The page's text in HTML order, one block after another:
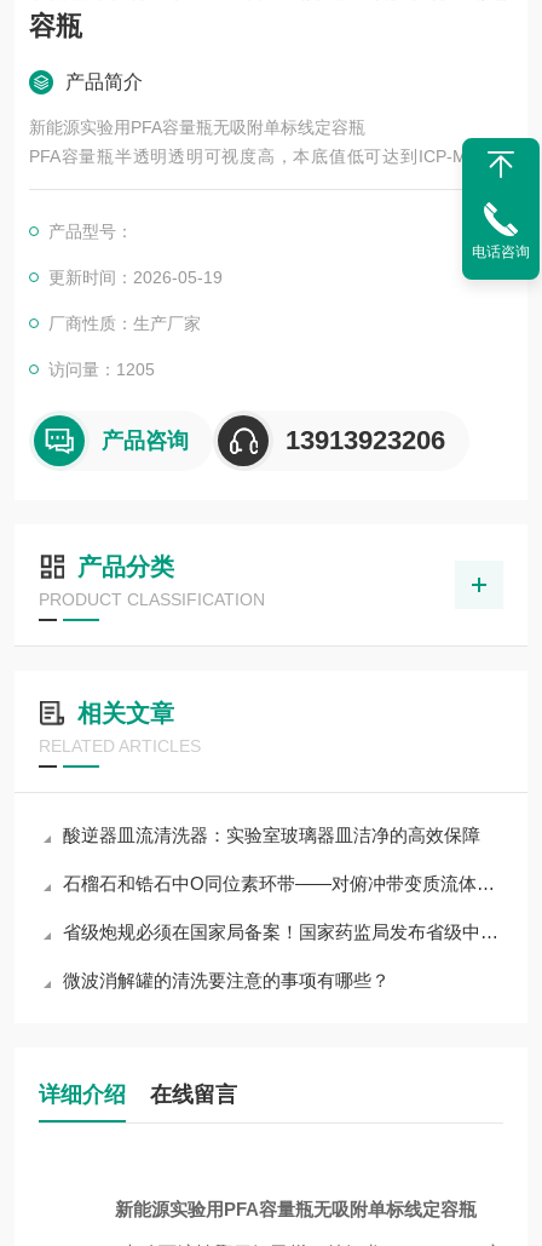
容瓶
产品简介
新能源实验用PFA容量瓶无吸附单标线定容瓶
PFA容量瓶半透明透明可视度高，本底值低可达到ICP-MS的标
准，不会污染样品且准确率高，可以放心使用
产品型号：
更新时间：2026-05-19
厂商性质：生产厂家
访问量：1205
产品咨询 13913923206
产品分类
PRODUCT CLASSIFICATION
相关文章
RELATED ARTICLES
酸逆器皿流清洗器：实验室玻璃器皿洁净的高效保障
石榴石和锆石中O同位素环带——对俯冲带变质流体的记录
省级炮规必须在国家局备案！国家药监局发布省级中药饮片炮制规范备案要求通
微波消解罐的清洗要注意的事项有哪些？
详细介绍 在线留言
新能源实验用PFA容量瓶无吸附单标线定容瓶
电话咨询